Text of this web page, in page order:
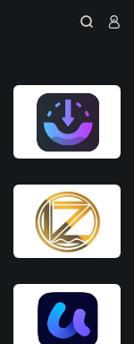
 